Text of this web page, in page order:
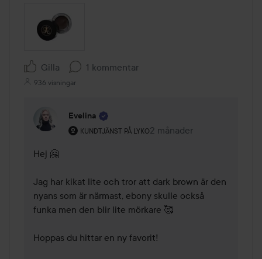
Gilla 1 kommentar
936 visningar
Evelina
KUNDTJÄNST PÅ LYKO
Användarens roll: Kundtjänst på Lyko.
2 månader
Kommentaren lades 2
Hej 🤗
Jag har kikat lite och tror att dark brown är den
nyans som är närmast, ebony skulle också
funka men den blir lite mörkare 🥰
Hoppas du hittar en ny favorit!